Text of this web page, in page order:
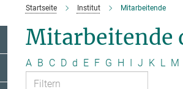
Startseite Institut Mitarbeitende
Mitarbeitende
A B C D d E F G H I J K L M